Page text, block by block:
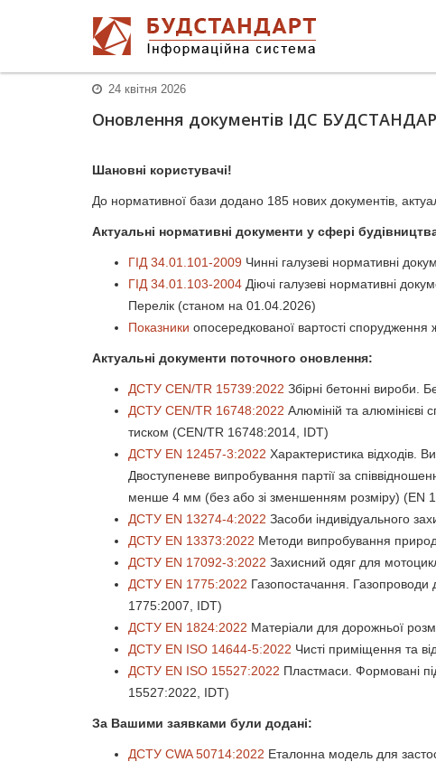
24 квітня 2026
Оновлення документiв ІДС
Шановні користувачі!
До нормативної бази додано 185 нових документів,
Актуальні нормативні документи у сфері
ГІД 34.01.101-2009 Чинні галузеві нормативні
ГІД 34.01.103-2004 Діючі галузеві нормативні
Перелік (станом на 01.04.2026)
Показники опосередкованої вартості
Актуальні документи поточного оновлення:
ДСТУ CEN/TR 15739:2022 Збірні бетонні вироби.
ДСТУ CEN/TR 16748:2022 Алюміній та алюмінієві
тиском (CEN/TR 16748:2014, IDT)
ДСТУ EN 12457-3:2022 Характеристика відходів.
Двоступеневе випробування партії за
менше 4 мм (без або зі зменшенням розміру) (EN
ДСТУ EN 13274-4:2022 Засоби індивідуального
ДСТУ EN 13373:2022 Методи випробування
ДСТУ EN 17092-3:2022 Захисний одяг для
ДСТУ EN 1775:2022 Газопостачання.
1775:2007, IDT)
ДСТУ EN 1824:2022 Матеріали для дорожньої
ДСТУ EN ISO 14644-5:2022 Чисті приміщення та
ДСТУ EN ISO 15527:2022 Пластмаси. Формовані
15527:2022, IDT)
За Вашими заявками були додані:
ДСТУ CWA 50714:2022 Еталонна модель для